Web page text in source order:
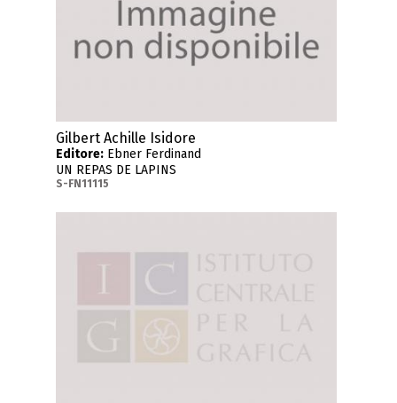
Gilbert Achille Isidore
Editore: Ebner Ferdinand
UN REPAS DE LAPINS
S-FN11115